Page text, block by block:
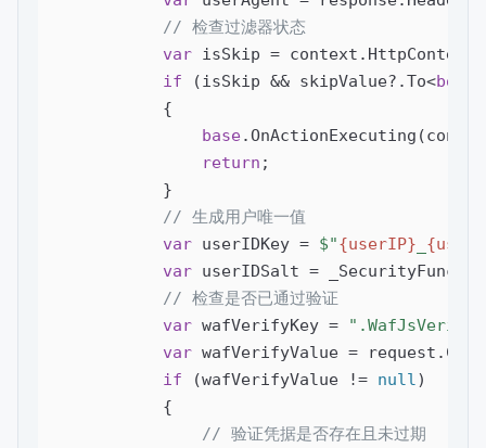
// 检查过滤器状态
var isSkip =
if (isSkip && skipValue?.To<bool
            {
base
return ;
            }
// 生成用户唯一值
var userIDKey = $"{userIP}
var userIDSalt =
// 检查是否已通过验证
var wafVerifyKey =
var wafVerifyValue =
if (wafVerifyValue != null )
            {
// 验证凭据是否存在且未过期